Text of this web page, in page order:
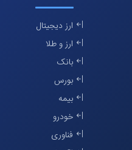
ارز دیجیتال
ارز و طلا
بانک
بورس
بیمه
خودرو
فناوری